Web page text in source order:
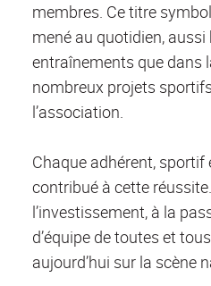
membres. Ce titre
mené au quotidien, aussi
entraînements que dans
nombreux projets
l’association.
Chaque adhérent,
contribué à cette
l’investissement, à la
d’équipe de toutes et
aujourd’hui sur la scène